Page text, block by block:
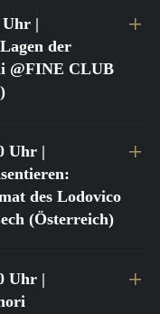
Uhr |
der
@FINE CLUB
Uhr |
des Lodovico
(Österreich)
Uhr |